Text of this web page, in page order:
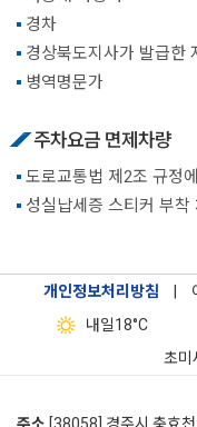
경차
경상북도지사가 발급한
병역명문가
주차요금 면제차량
도로교통법 제2조 규정
성실납세증 스티커 부착
개인정보처리방침
내일18°C
초
주소 [38058] 경주시 충효